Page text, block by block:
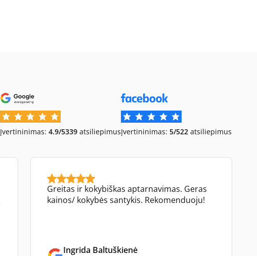
Įvertininimas: 4.9/5339 atsiliepimusĮvertininimas: 5/522 atsiliepimus
Greitas ir kokybiškas aptarnavimas. Geras
kainos/ kokybės santykis. Rekomenduoju!
Ingrida Baltuškienė